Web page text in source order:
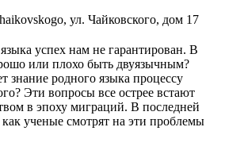
ул. Чайковского, дом 17
успех нам не гарантирован. В
или плохо быть двуязычным?
знание родного языка процессу
Эти вопросы все острее встают
в эпоху миграций. В последней
ученые смотрят на эти проблемы